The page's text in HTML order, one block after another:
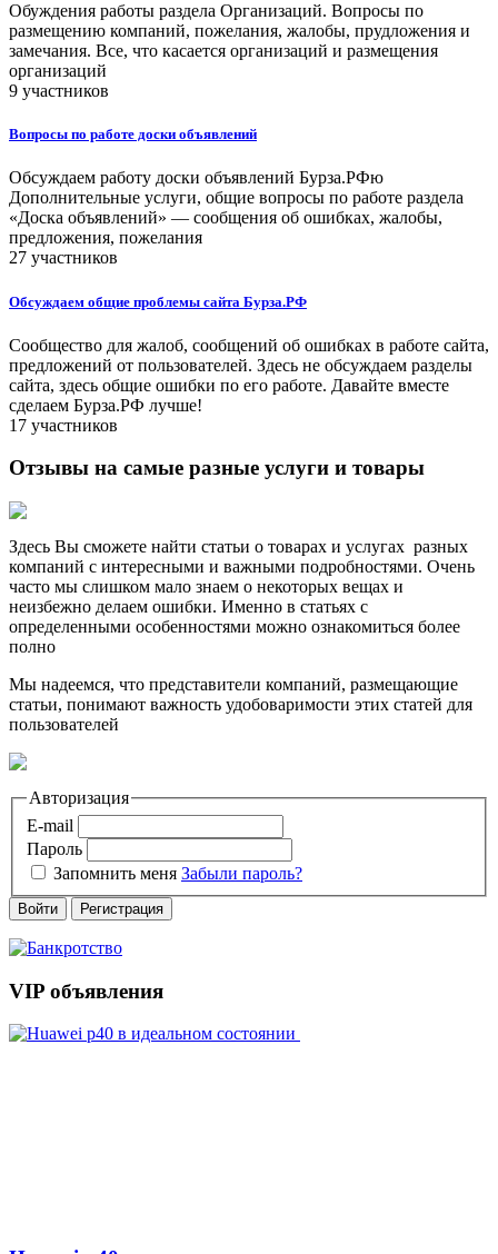
Обуждения работы раздела Организаций. Вопросы по
размещению компаний, пожелания, жалобы, прудложения и
замечания. Все, что касается организаций и размещения
организаций
9 участников
Вопросы по работе доски объявлений
Обсуждаем работу доски объявлений Бурза.РФю
Дополнительные услуги, общие вопросы по работе раздела
«Доска объявлений» — сообщения об ошибках, жалобы,
предложения, пожелания
27 участников
Обсуждаем общие проблемы сайта Бурза.РФ
Сообщество для жалоб, сообщений об ошибках в работе сайта,
предложений от пользователей. Здесь не обсуждаем разделы
сайта, здесь общие ошибки по его работе. Давайте вместе
сделаем Бурза.РФ лучше!
17 участников
Отзывы на самые разные услуги и товары
Здесь Вы сможете найти статьи о товарах и услугах разных
компаний с интересными и важными подробностями. Очень
часто мы слишком мало знаем о некоторых вещах и
неизбежно делаем ошибки. Именно в статьях с
определенными особенностями можно ознакомиться более
полно
Мы надеемся, что представители компаний, размещающие
статьи, понимают важность удобоваримости этих статей для
пользователей
Авторизация
E-mail
Пароль
Запомнить меня Забыли пароль?
Войти Регистрация
VIP объявления